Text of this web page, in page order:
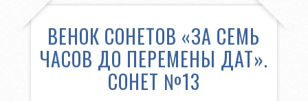
ВЕНОК СОНЕТОВ «ЗА СЕМЬ
ЧАСОВ ДО ПЕРЕМЕНЫ ДАТ».
СОНЕТ №13